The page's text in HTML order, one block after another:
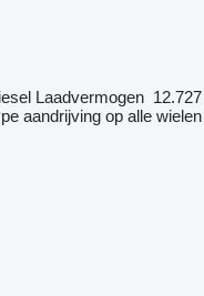
Laadvermogen 12.727
aandrijving op alle wielen